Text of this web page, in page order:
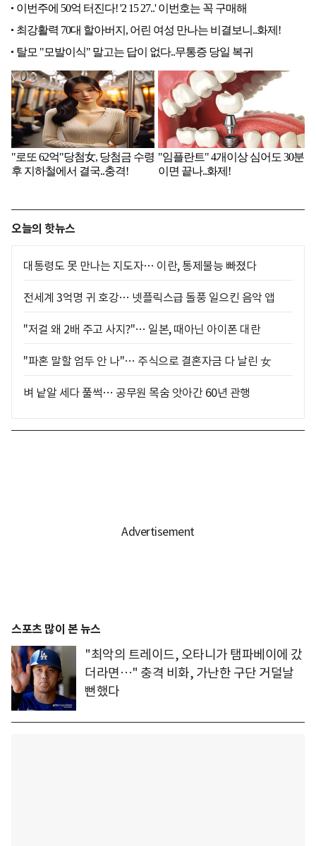
오늘의 핫뉴스
대통령도 못 만나는 지도자… 이란, 통제불능 빠졌다
전세계 3억명 귀 호강… 넷플릭스급 돌풍 일으킨 음악 앱
"저걸 왜 2배 주고 사지?"… 일본, 때아닌 아이폰 대란
"파혼 말할 엄두 안 나"… 주식으로 결혼자금 다 날린 女
벼 낱알 세다 풀썩… 공무원 목숨 앗아간 60년 관행
스포츠 많이 본 뉴스
"최악의 트레이드, 오타니가 탬파베이에 갔
더라면…" 충격 비화, 가난한 구단 거덜날
뻔했다